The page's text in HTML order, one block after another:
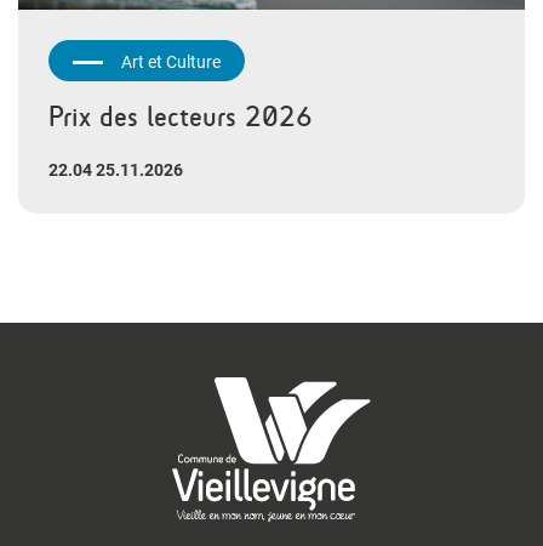
Art et Culture
Prix des lecteurs 2026
22.04 25.11.2026